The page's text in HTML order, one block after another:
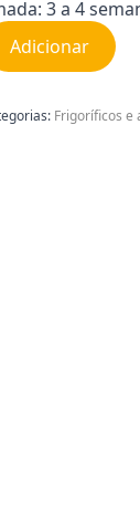
3 a 4
Adicionar
Frigoríficos e